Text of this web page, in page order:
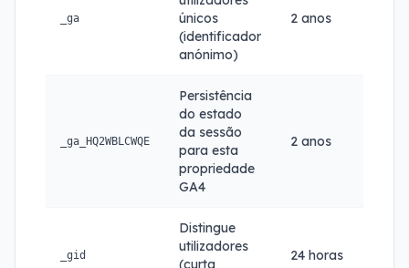
_ga
únicos
(identificador
anónimo)
2 anos
_ga_HQ2WBLCWQE
Persistência
do estado
da sessão
para esta
propriedade
GA4
2 anos
_gid
Distingue
utilizadores
(curta
24 horas